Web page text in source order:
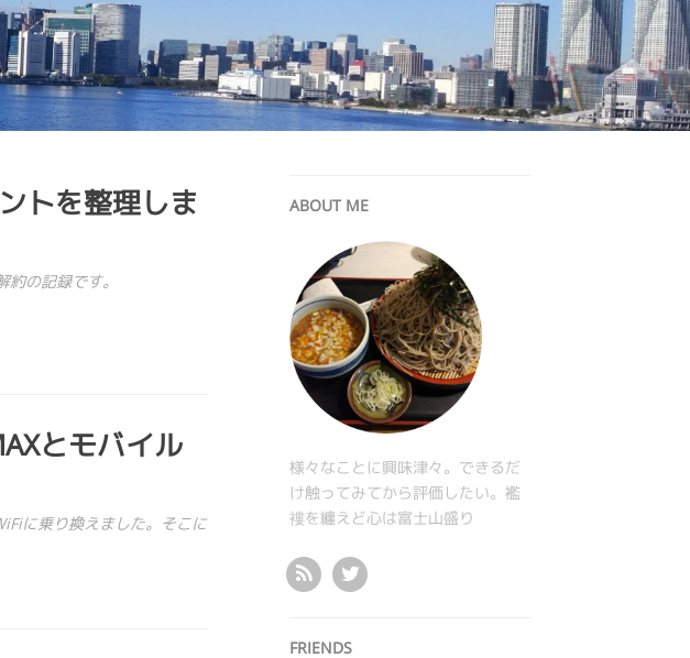
トを整理しま
の記録です。
とモバイル
に乗り換えました。そこに
ABOUT ME
様々なことに興味津々。できるだ
け触ってみてから評価したい。襤
褸を纏えど心は富士山盛り
FRIENDS